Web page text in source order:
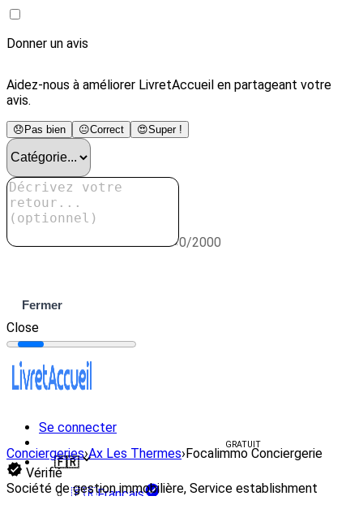
Donner un avis
Aidez-nous à améliorer LivretAccueil en partageant votre
avis.
😞 Pas bien 😐Correct 😍Super !
0/2000
Fermer
Close
Se connecter
GRATUIT
🇫🇷
🇫🇷Français
Conciergeries›Ax Les Thermes› Focalimmo Conciergerie
Vérifié
Société de gestion immobilière, Service establishment